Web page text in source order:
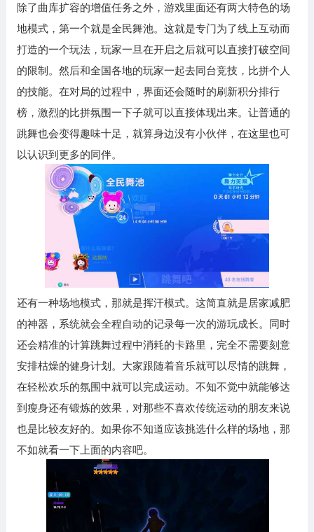
除了曲库扩容的增值任务之外，游戏里面还有两大特色的场
地模式，第一个就是全民舞池。这就是专门为了线上互动而
打造的一个玩法，玩家一旦在开启之后就可以直接打破空间
的限制。然后和全国各地的玩家一起去同台竞技，比拼个人
的技能。在对局的过程中，界面还会随时的刷新积分排行
榜，激烈的比拼氛围一下子就可以直接体现出来。让普通的
跳舞也会变得趣味十足，就算身边没有小伙伴，在这里也可
以认识到更多的同伴。
还有一种场地模式，那就是挥汗模式。这简直就是居家减肥
的神器，系统就会全程自动的记录每一次的游玩成长。同时
还会精准的计算跳舞过程中消耗的卡路里，完全不需要刻意
安排枯燥的健身计划。大家跟随着音乐就可以尽情的跳舞，
在轻松欢乐的氛围中就可以完成运动。不知不觉中就能够达
到瘦身还有锻炼的效果，对那些不喜欢传统运动的朋友来说
也是比较友好的。如果你不知道应该挑选什么样的场地，那
不如就看一下上面的内容吧。